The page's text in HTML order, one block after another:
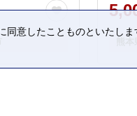
熊
意したことものといたしま